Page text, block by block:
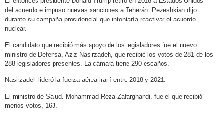
del acuerdo e impuso nuevas sanciones a Teherán. Pezeshkian dijo
durante su campaña presidencial que intentaría reactivar el acuerdo
nuclear.
El candidato que recibió más apoyo de los legisladores fue el nuevo
ministro de Defensa, Aziz Nasirzadeh, que recibió los votos de 281 de los
288 legisladores presentes. La cámara tiene 290 escaños.
Nasirzadeh lideró la fuerza aérea iraní entre 2018 y 2021.
El ministro de Salud, Mohammad Reza Zafarghandi, fue el que recibió
menos votos, 163.